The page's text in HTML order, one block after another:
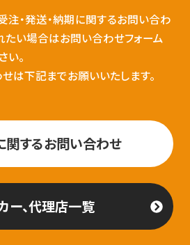
注・発送・納期に関するお問い合わ
たい場合はお問い合わせフォーム
い。
は下記までお願いいたします。
関するお問い合わせ
ー、代理店一覧